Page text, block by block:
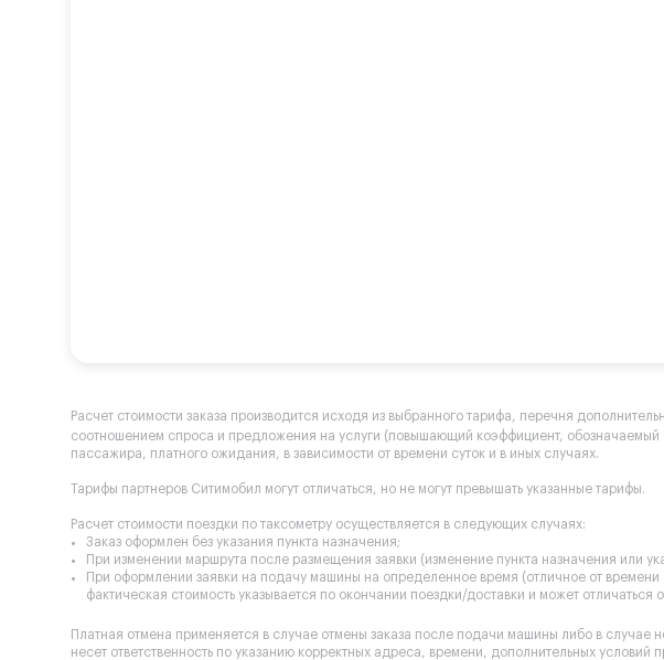
Расчет стоимости заказа производится исходя из выбранного тарифа, перечня
соотношением спроса и предложения на услуги (повышающий коэффициент, обозначаемый
пассажира, платного ожидания, в зависимости от времени суток и в иных случаях.
Тарифы партнеров Ситимобил могут отличаться, но не могут превышать указанные тарифы.
Расчет стоимости поездки по таксометру осуществляется в следующих случаях:
Заказ оформлен без указания пункта назначения;
При изменении маршрута после размещения заявки (изменение пункта назначения или
При оформлении заявки на подачу машины на определенное время (отличное от времени
фактическая стоимость указывается по окончании поездки/доставки и может отличаться
Платная отмена применяется в случае отмены заказа после подачи машины либо в
несет ответственность по указанию корректных адреса, времени, дополнительных